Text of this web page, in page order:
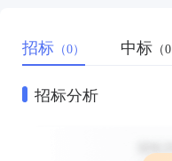
招标 （0） 中标 （0
招标分析